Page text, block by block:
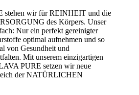
stehen wir für REINHEIT und die
des Körpers. Unser
Nur ein perfekt gereinigter
optimal aufnehmen und so
von Gesundheit und
Mit unserem einzigartigen
PURE setzen wir neue
der NATÜRLICHEN